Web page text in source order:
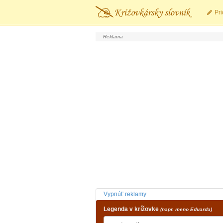
Vypnúť reklamy
Legenda v krížovke (napr. meno Eduarda)